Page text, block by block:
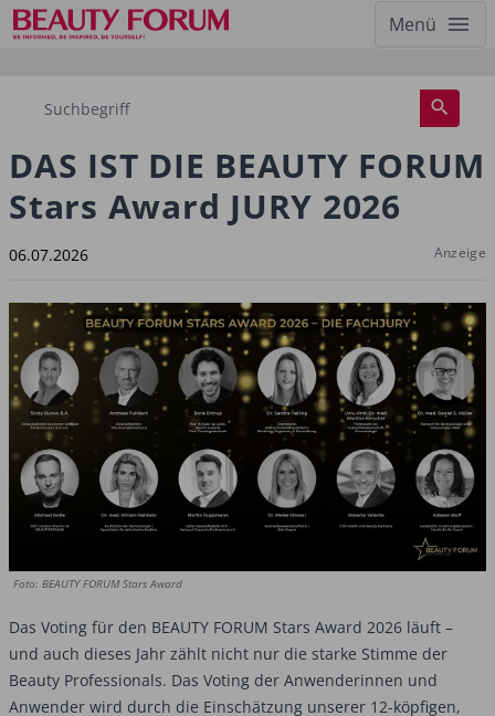
Menü
DAS IST DIE BEAUTY FORUM
Stars Award JURY 2026
06.07.2026 Anzeige
Foto: BEAUTY FORUM Stars Award
Das Voting für den BEAUTY FORUM Stars Award 2026 läuft –
und auch dieses Jahr zählt nicht nur die starke Stimme der
Beauty Professionals. Das Voting der Anwenderinnen und
Anwender wird durch die Einschätzung unserer 12-köpfigen,